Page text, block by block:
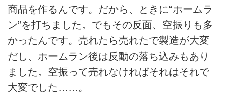
商品を作るんです。だから、ときに“ホームラ
ン”を打ちました。でもその反面、空振りも多
かったんです。売れたら売れたで製造が大変
だし、ホームラン後は反動の落ち込みもあり
ました。空振って売れなければそれはそれで
大変でした……。